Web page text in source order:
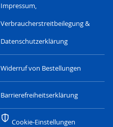
Impressum,
Verbraucherstreitbeilegung &
Datenschutzerklärung
Widerruf von Bestellungen
Barrierefreiheitserklärung
Cookie-Einstellungen